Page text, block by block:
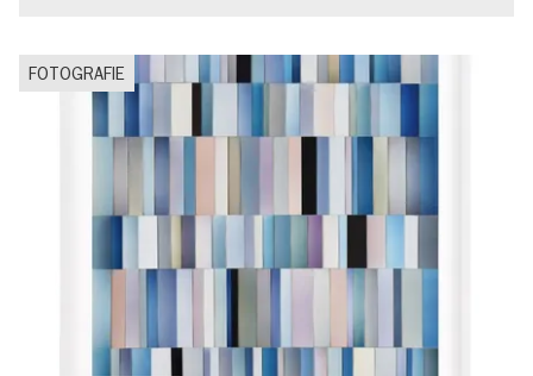
FOTOGRAFIE